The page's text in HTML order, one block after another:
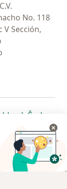
No. 118
V Sección,
nueva pestaña
en una nueva
se abre en
Česko
pestaña
nueva pestaña
en una nueva
se abre en
se
en una nueva
tu